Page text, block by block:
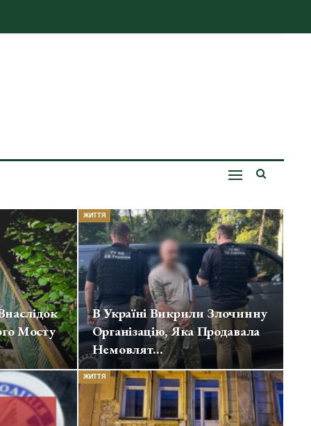
Мосту
ЖИТТЯ
В Україні Викрили Злочинну
Організацію, Яка Продавала
Немовлят…
ЖИТТЯ